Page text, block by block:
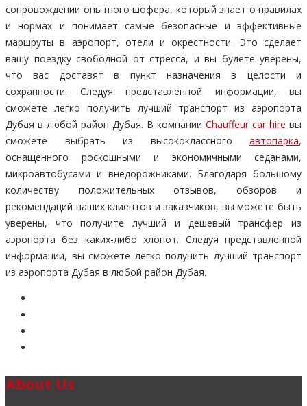
сопровождении опытного шофера, который знает о правилах
и нормах и понимает самые безопасные и эффективные
маршруты в аэропорт, отели и окрестности. Это сделает
вашу поездку свободной от стресса, и вы будете уверены,
что вас доставят в пункт назначения в целости и
сохранности. Следуя представленной информации, вы
сможете легко получить лучший транспорт из аэропорта
Дубая в любой район Дубая. В компании Chauffeur car hire вы
сможете выбрать из высококлассного автопарка,
оснащенного роскошными и экономичными седанами,
микроавтобусами и внедорожниками. Благодаря большому
количеству положительных отзывов, обзоров и
рекомендаций наших клиентов и заказчиков, вы можете быть
уверены, что получите лучший и дешевый трансфер из
аэропорта без каких-либо хлопот. Следуя представленной
информации, вы сможете легко получить лучший транспорт
из аэропорта Дубая в любой район Дубая.
About Us